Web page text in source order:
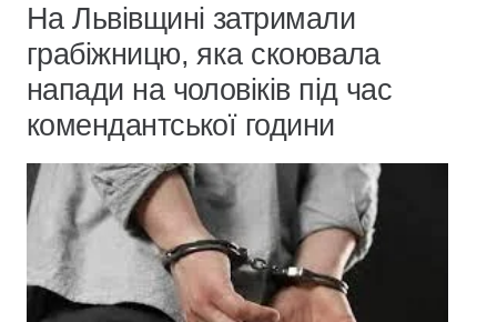
На Львівщині затримали
грабіжницю, яка скоювала
напади на чоловіків під час
комендантської години